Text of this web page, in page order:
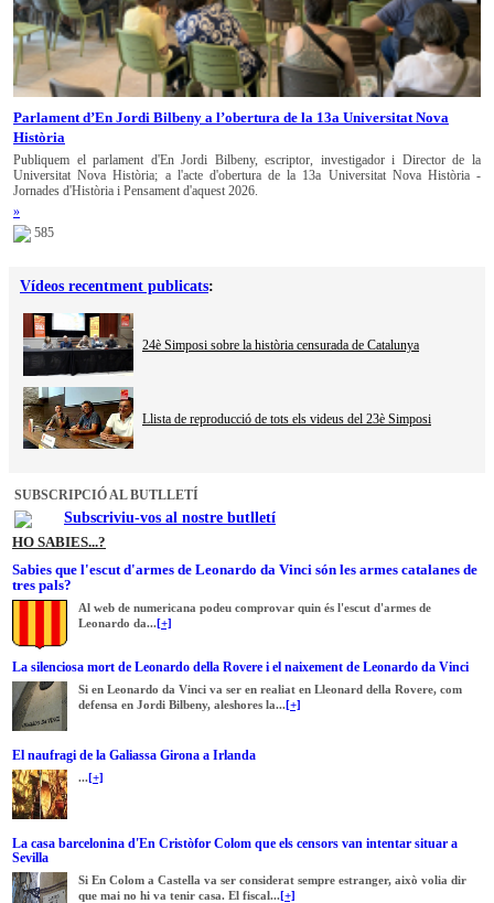
Parlament d’En Jordi Bilbeny a l’obertura de la 13a Universitat Nova
Història
Publiquem el parlament d'En Jordi Bilbeny, escriptor, investigador i Director de la
Universitat Nova Història; a l'acte d'obertura de la 13a Universitat Nova Història -
Jornades d'Història i Pensament d'aquest 2026.
»
585
Vídeos recentment publicats:
24è Simposi sobre la història censurada de Catalunya
Llista de reproducció de tots els videus del 23è Simposi
SUBSCRIPCIÓ AL BUTLLETÍ
Subscriviu-vos al nostre butlletí
HO SABIES...?
Sabies que l'escut d'armes de Leonardo da Vinci són les armes catalanes de
tres pals?
Al web de numericana podeu comprovar quin és l'escut d'armes de
Leonardo da... [+]
La silenciosa mort de Leonardo della Rovere i el naixement de Leonardo da Vinci
Si en Leonardo da Vinci va ser en realiat en Lleonard della Rovere, com
defensa en Jordi Bilbeny, aleshores la... [+]
El naufragi de la Galiassa Girona a Irlanda
... [+]
La casa barcelonina d'En Cristòfor Colom que els censors van intentar situar a
Sevilla
Si En Colom a Castella va ser considerat sempre estranger, això volia dir
que mai no hi va tenir casa. El fiscal... [+]